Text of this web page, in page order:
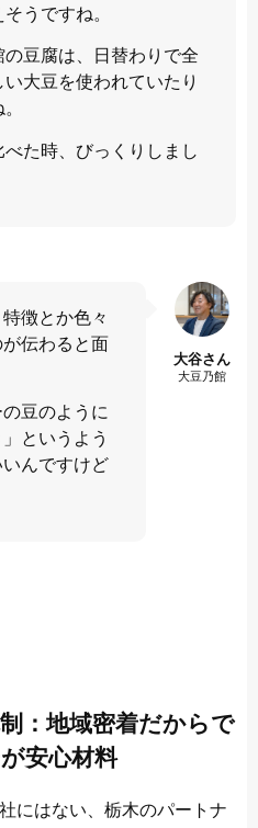
うですね。
豆腐は、日替わりで全
大豆を使われていたり
た時、びっくりしまし
徴とか色々
伝わると面
豆のように
というよう
んですけど
大谷さん
大豆乃館
：地域密着だからで
安心材料
にはない、栃木のパートナ